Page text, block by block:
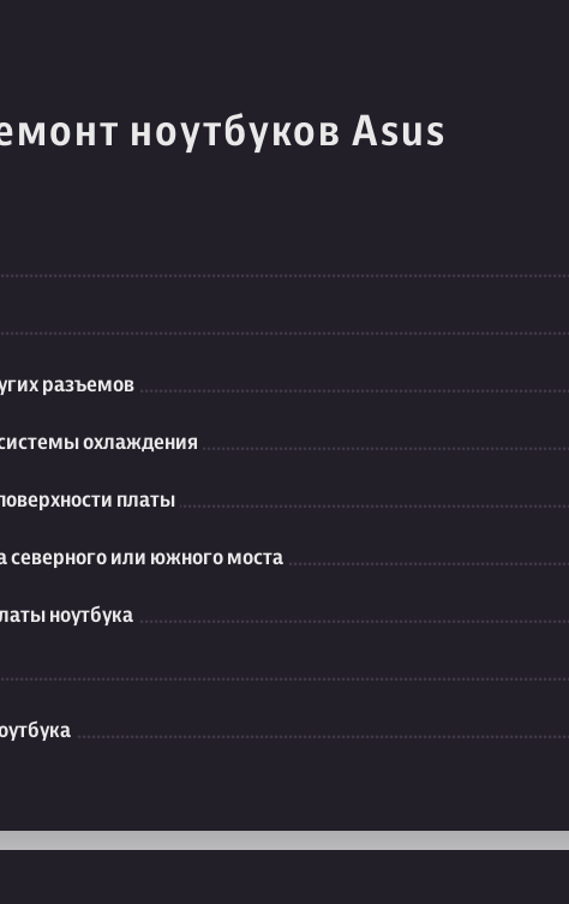
ноутбуков Asus
разъемов
охлаждения
платы
северного или южного моста
ноутбука